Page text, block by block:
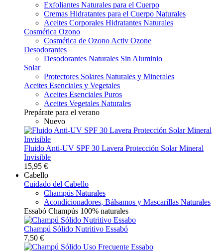
Exfoliantes Naturales para el Cuerpo
Cremas Hidratantes para el Cuerpo Naturales
Aceites Corporales Hidratantes Naturales
Cosmética Ozono
Cosmética de Ozono Activ Ozone
Desodorantes
Desodorantes Naturales Sin Aluminio
Solar
Protectores Solares Naturales y Minerales
Aceites Esenciales y Vegetales
Aceites Esenciales Puros
Aceites Vegetales Naturales
Prepárate para el verano
Nuevo
Fluido Anti-UV SPF 30 Lavera Protección Solar Mineral
Invisible
15,95 €
Cabello
Cuidado del Cabello
Champús Naturales
Acondicionadores, Bálsamos y Mascarillas Naturales
Essabó Champús 100% naturales
Champú Sólido Nutritivo Essabó
7,50 €